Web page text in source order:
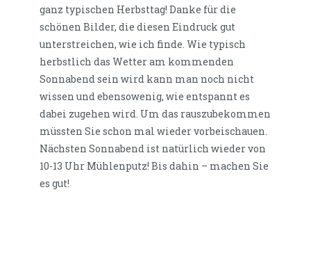
ganz typischen Herbsttag! Danke für die
schönen Bilder, die diesen Eindruck gut
unterstreichen, wie ich finde. Wie typisch
herbstlich das Wetter am kommenden
Sonnabend sein wird kann man noch nicht
wissen und ebensowenig, wie entspannt es
dabei zugehen wird. Um das rauszubekommen
müssten Sie schon mal wieder vorbeischauen.
Nächsten Sonnabend ist natürlich wieder von
10-13 Uhr Mühlenputz! Bis dahin – machen Sie
es gut!